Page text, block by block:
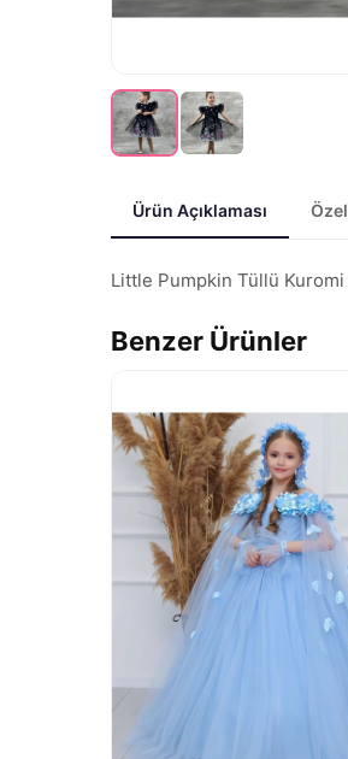
Ürün Açıklaması
Little Pumpkin Tüllü
Benzer Ürünler